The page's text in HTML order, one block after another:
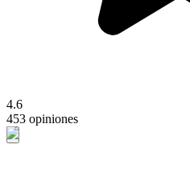
4.6
453 opiniones